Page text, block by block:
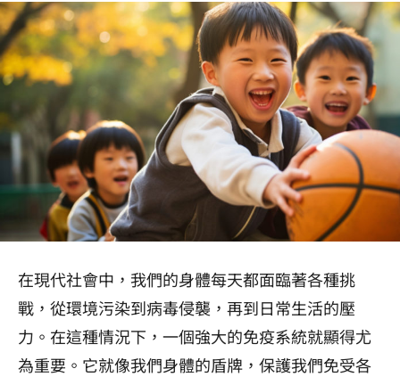
在現代社會中，我們的身體每天都面臨著各種挑
戰，從環境污染到病毒侵襲，再到日常生活的壓
力。在這種情況下，一個強大的免疫系統就顯得尤
為重要。它就像我們身體的盾牌，保護我們免受各